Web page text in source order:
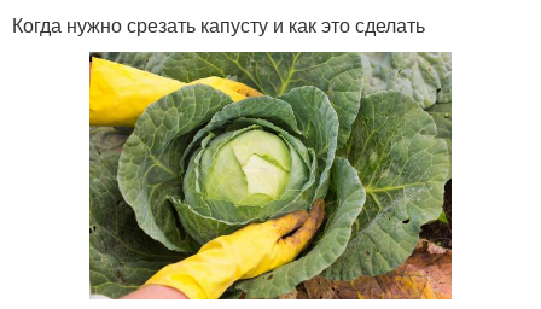
Когда нужно срезать капусту и как это сделать